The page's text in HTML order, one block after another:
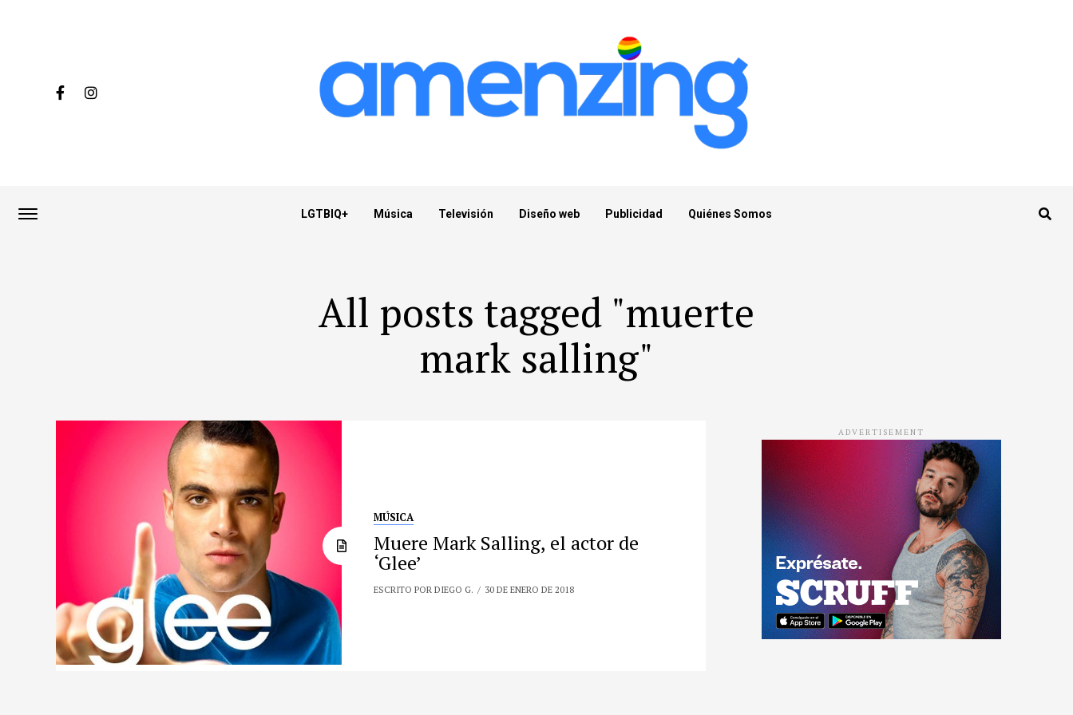
LGTBIQ+ Música Televisión Diseño web Publicidad Quiénes Somos
All posts tagged "muerte
mark salling"
MÚSICA
Muere Mark Salling, el actor de
‘Glee’
ESCRITO POR DIEGO G. 30 DE ENERO DE 2018
ADVERTISEMENT